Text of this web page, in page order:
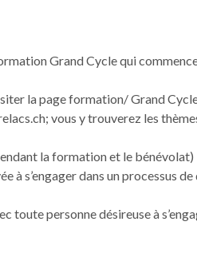
Grand Cycle qui
la page formation/ Grand
vous y trouverez les
la formation et le bénévolat)
à s’engager dans un processus
toute personne désireuse à